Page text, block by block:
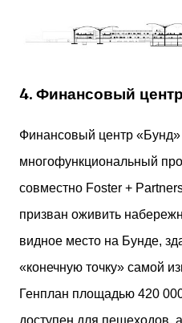
4. Финансовый
Финансовый центр
многофункциональный
совместно Foster +
призван оживить
видное место на Бунде,
«конечную точку» самой
Генплан площадью 420